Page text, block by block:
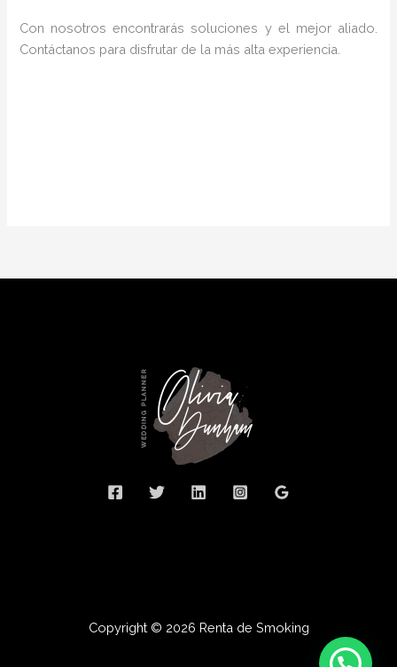
Con nosotros encontrarás soluciones y el mejor aliado.
Contáctanos para disfrutar de la más alta experiencia.
Copyright © 2026 Renta de Smoking